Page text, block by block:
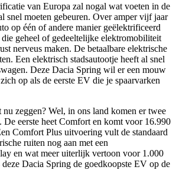
van Europa zal nogal wat voeten in de
snel moeten gebeuren. Over amper vijf jaar
op één of andere manier geëlektrificeerd
geheel of gedeeltelijke elektromobiliteit
nerveus maken. De betaalbare elektrische
Een elektrisch stadsautootje heeft al snel
Deze Dacia Spring wil er een mouw
op als de eerste EV die je spaarvarken
zeggen? Wel, in ons land komen er twee
De eerste heet Comfort en komt voor 16.990
Comfort Plus uitvoering vult de standaard
ruiten nog aan met een
en wat meer uiterlijk vertoon voor 1.000
Dacia Spring de goedkoopste EV op de